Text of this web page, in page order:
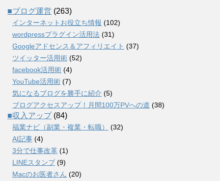
■ブログ運営 (263)
インターネットお役立ち情報 (102)
wordpressプラグイン活用法 (31)
Googleアドセンス＆アフィリエイト (37)
ツイッター活用術 (52)
facebook活用術 (4)
YouTube活用術 (7)
気になるブログを勝手に紹介 (5)
ブログアクセスアップ！月間100万PVへの道 (38)
■収入アップ(84)
福業ナビ（副業・複業・転職）
(32)
AI記事 (4)
3分で仕事改革 (1)
LINEスタンプ(9)
Macのお医者さん (20)